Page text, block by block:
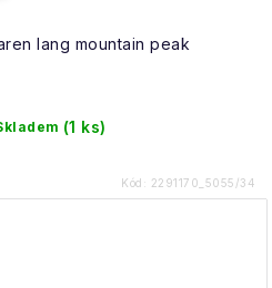
lang mountain peak
(1 ks)
Kód: 2291170_5055/34